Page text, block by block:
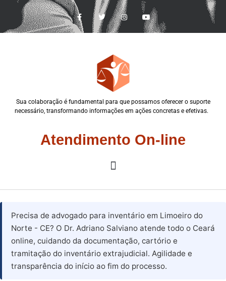
Sua colaboração é fundamental para que possamos oferecer o suporte
necessário, transformando informações em ações concretas e efetivas.
Atendimento On-line
Precisa de advogado para inventário em Limoeiro do
Norte - CE? O Dr. Adriano Salviano atende todo o Ceará
online, cuidando da documentação, cartório e
tramitação do inventário extrajudicial. Agilidade e
transparência do início ao fim do processo.